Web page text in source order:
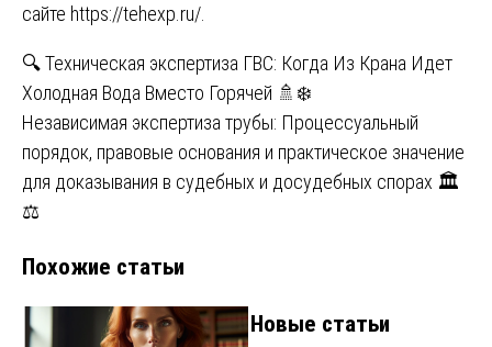
сайте https://tehexp.ru/
Навигация
по
записям
🔍 Техническая экспертиза ГВС: Когда Из Крана Идет
Холодная Вода Вместо Горячей 🚿❄️
Независимая экспертиза трубы: Процессуальный
порядок, правовые основания и практическое значение
для доказывания в судебных и досудебных спорах 🏛️
⚖️
Похожие статьи
Новые статьи